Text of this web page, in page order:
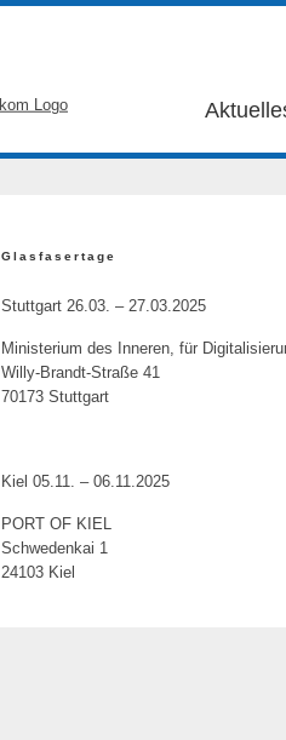
Glasfasertage
Stuttgart 26.03. – 27.03.2025
Ministerium des Inneren, für
Willy-Brandt-Straße 41
70173 Stuttgart
Kiel 05.11. – 06.11.2025
PORT OF KIEL
Schwedenkai 1
24103 Kiel